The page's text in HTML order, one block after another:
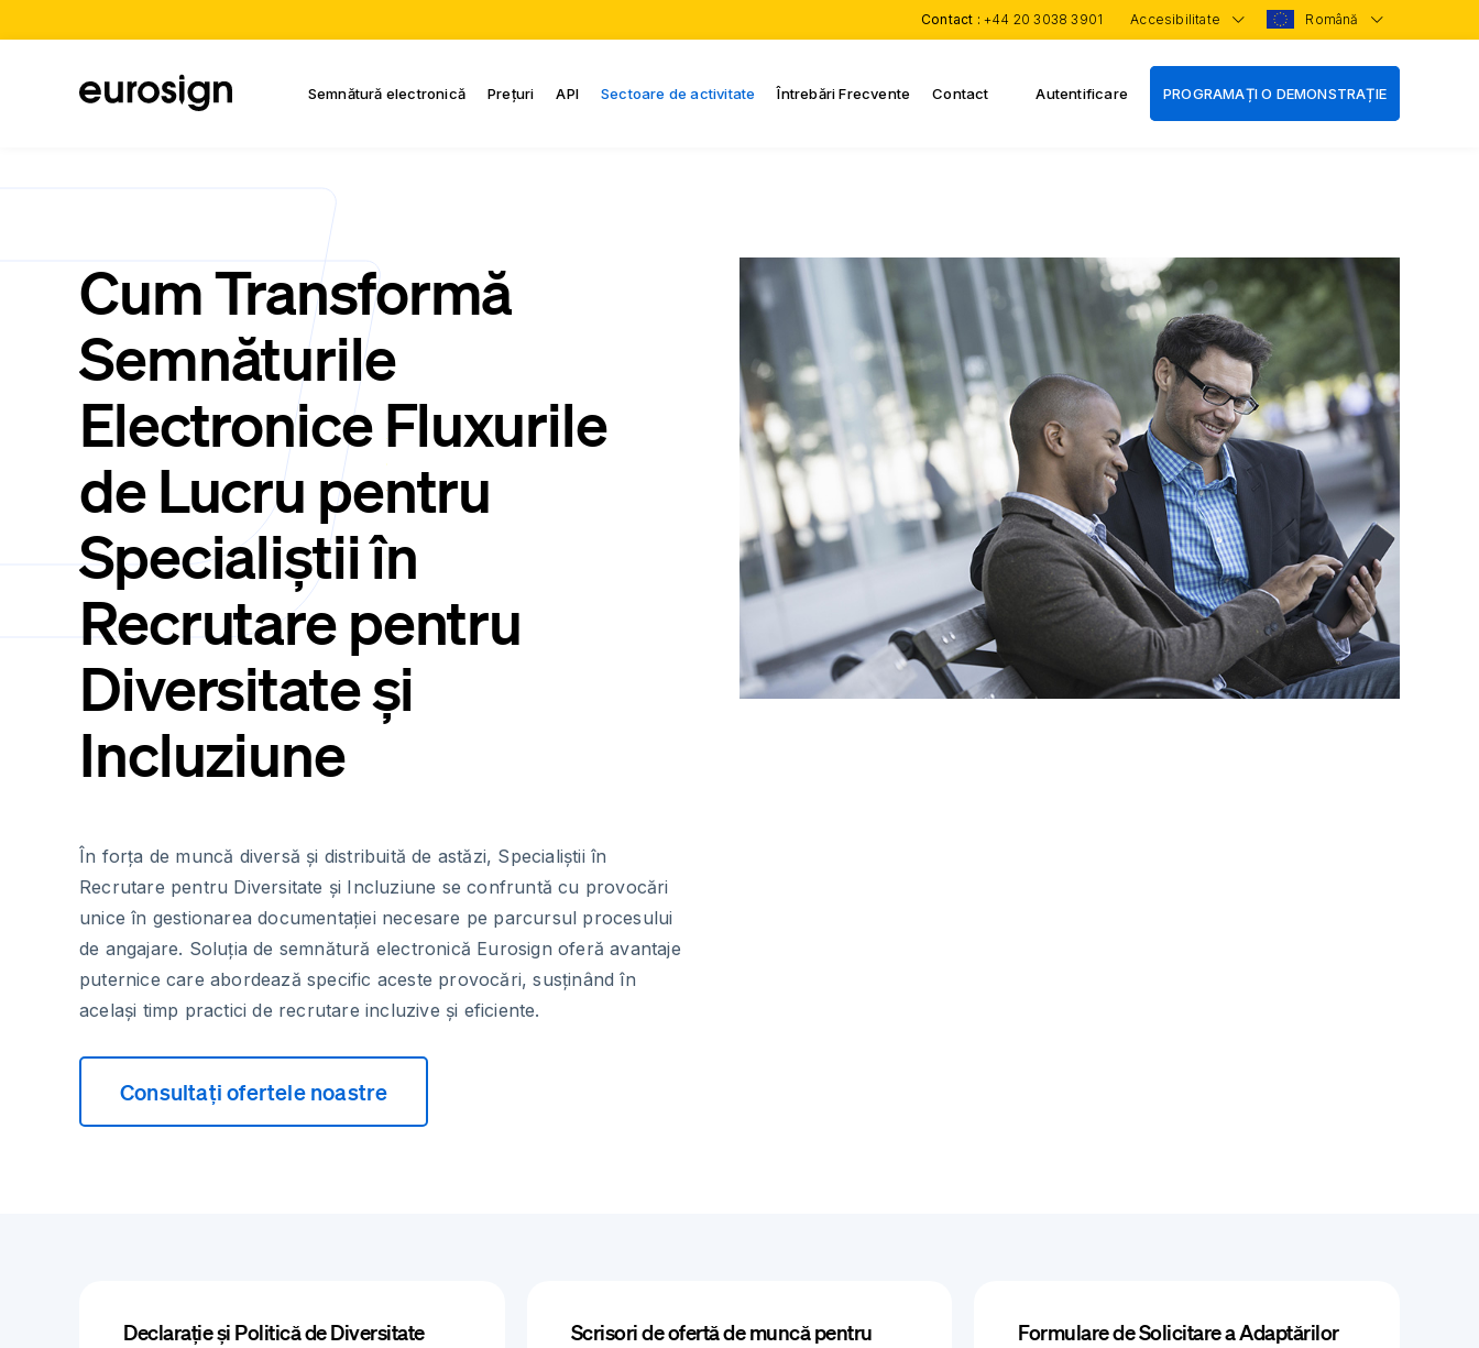
Contact : +44 20 3038 3901 Accesibilitate Română
Semnătură electronică Prețuri API Sectoare de activitate Întrebări Frecvente Contact Autentificare PROGRAMAȚI O DEMONSTRAȚIE
Cum Transformă
Semnăturile
Electronice Fluxurile
de Lucru pentru
Specialiștii în
Recrutare pentru
Diversitate și
Incluziune
În forța de muncă diversă și distribuită de astăzi, Specialiștii în
Recrutare pentru Diversitate și Incluziune se confruntă cu provocări
unice în gestionarea documentației necesare pe parcursul procesului
de angajare. Soluția de semnătură electronică Eurosign oferă avantaje
puternice care abordează specific aceste provocări, susținând în
același timp practici de recrutare incluzive și eficiente.
Consultați ofertele noastre
Declarație și Politică de Diversitate
Scrisori de ofertă de muncă pentru
Formulare de Solicitare a Adaptărilor